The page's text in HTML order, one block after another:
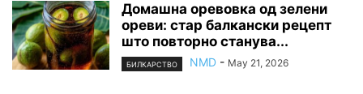
Домашна оревовка од зелени
ореви: стар балкански рецепт
што повторно станува...
БИЛКАРСТВО NMD - May 21, 2026